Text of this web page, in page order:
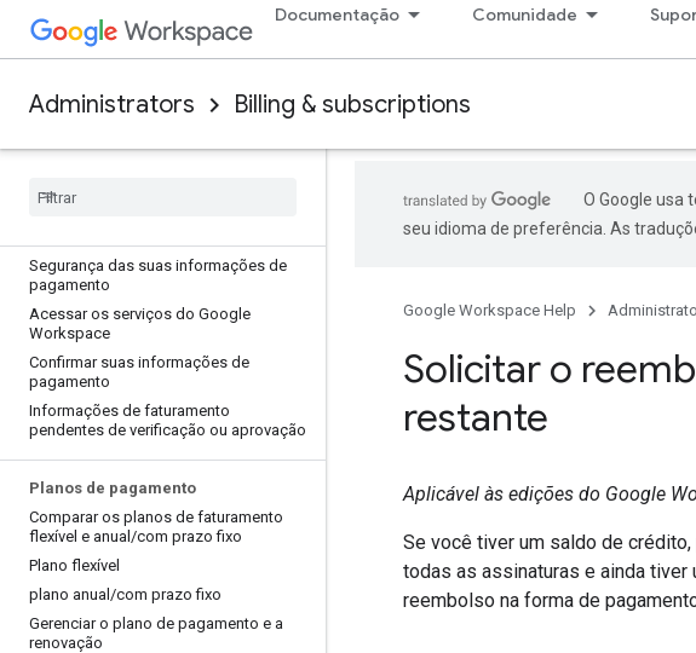
Documentação Comunidade
Administrators Billing & subscriptions
Qual é minha edição e o plano de
pagamento?
Acessar suas contas de faturamento
Opções de pagamento do seu serviço
do Google
Segurança das suas informações de
pagamento
Acessar os serviços do Google
Workspace
Confirmar suas informações de
pagamento
Informações de faturamento
pendentes de verificação ou aprovação
Planos de pagamento
Comparar os planos de faturamento
flexível e anual /com prazo fixo
Plano flexível
plano anual /com prazo fixo
Gerenciar o plano de pagamento e a
renovação
O Google usa
seu idioma de preferência. As
Google Workspace Help
Solicitar o
restante
Aplicável às edições do Google
Se você tiver um saldo de
todas as assinaturas e ainda tiver
reembolso na forma de